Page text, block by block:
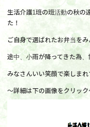
生活介護1班の班活動の秋の
た！
ご自身で選ばれたお弁当を
途中、小雨が降ってきた為、
みなさんいい笑顔で楽しま
～詳細は下の画像をクリック